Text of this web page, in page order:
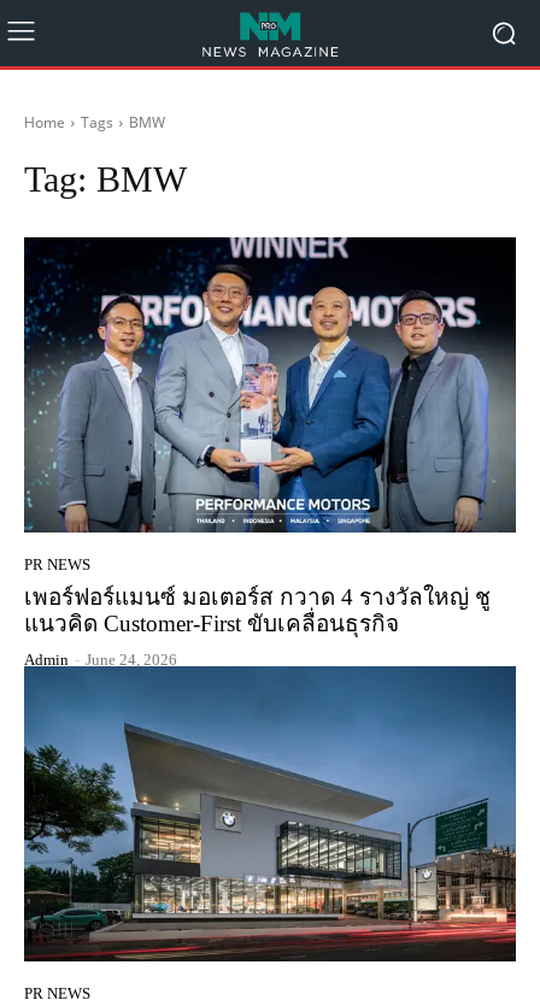
Home Tags BMW
Tag: BMW
PR NEWS
เพอร์ฟอร์แมนซ์ มอเตอร์ส กวาด 4 รางวัลใหญ่ ชู
แนวคิด Customer-First ขับเคลื่อนธุรกิจ
Admin - June 24, 2026
PR NEWS